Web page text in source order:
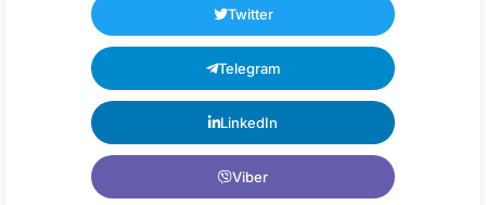
Twitter
Telegram
LinkedIn
Viber